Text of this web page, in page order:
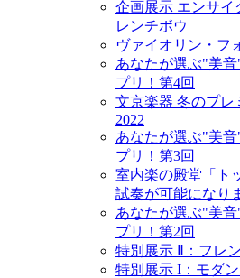
企画展示 エンサイ
レンチボウ
ヴァイオリン・フ
あなたが選ぶ"美
プリ！第4回
文京楽器 冬のプレ
2022
あなたが選ぶ"美
プリ！第3回
室内楽の殿堂「ト
試奏が可能になり
あなたが選ぶ"美
プリ！第2回
特別展示 Ⅱ：フレ
特別展示 I：モダ